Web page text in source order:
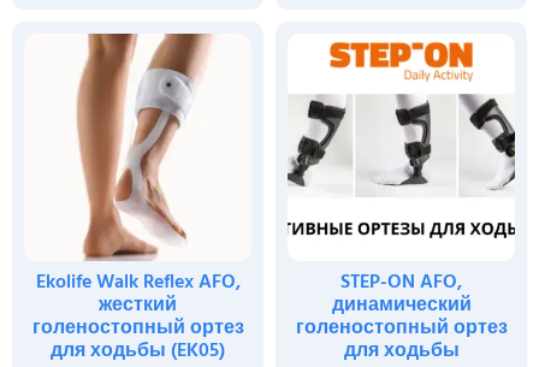
Ekolife Walk Reflex AFO,
жесткий
голеностопный ортез
для ходьбы (EK05)
STEP-ON AFO,
динамический
голеностопный ортез
для ходьбы